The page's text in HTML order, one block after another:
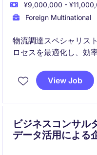
¥9,000,000 -
Foreign Multinational
物流調達スペシャリス
ロセスを最適化し、効
および供給チェーンの
達成に貢献するポジシ
View Job
ビジネスコンサル
データ活用による